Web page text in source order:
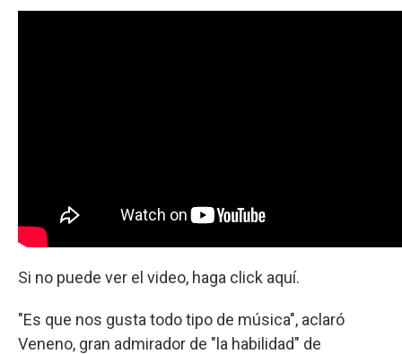
Si no puede ver el video, haga click aquí.
"Es que nos gusta todo tipo de música", aclaró
Veneno, gran admirador de "la habilidad" de